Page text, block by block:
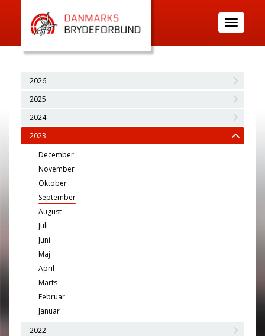
Toggle
navigation
2026
2025
2024
2023
December
November
Oktober
September
August
Juli
Juni
Maj
April
Marts
Februar
Januar
2022